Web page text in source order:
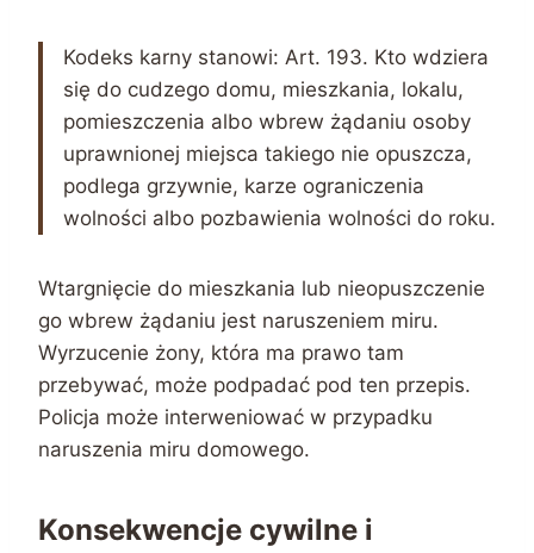
Kodeks karny stanowi: Art. 193. Kto wdziera
się do cudzego domu, mieszkania, lokalu,
pomieszczenia albo wbrew żądaniu osoby
uprawnionej miejsca takiego nie opuszcza,
podlega grzywnie, karze ograniczenia
wolności albo pozbawienia wolności do roku.
Wtargnięcie do mieszkania lub nieopuszczenie
go wbrew żądaniu jest naruszeniem miru.
Wyrzucenie żony, która ma prawo tam
przebywać, może podpadać pod ten przepis.
Policja może interweniować w przypadku
naruszenia miru domowego.
Konsekwencje cywilne i